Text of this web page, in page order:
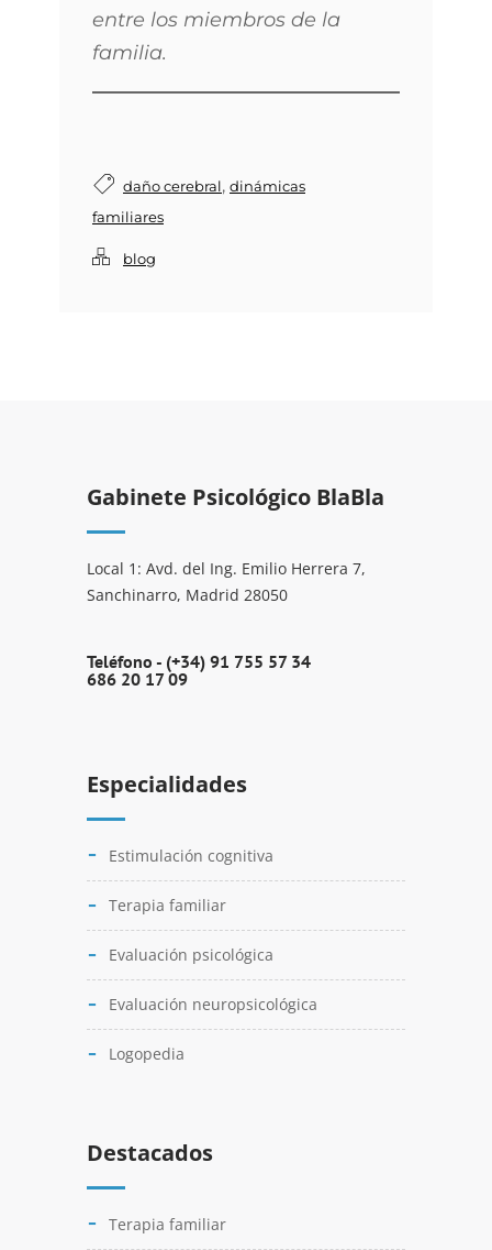
entre los miembros de la
familia.
daño cerebral, dinámicas
familiares
blog
Gabinete Psicológico BlaBla
Local 1: Avd. del Ing. Emilio Herrera 7,
Sanchinarro, Madrid 28050
Teléfono - (+34) 91 755 57 34
686 20 17 09
Especialidades
Estimulación cognitiva
Terapia familiar
Evaluación psicológica
Evaluación neuropsicológica
Logopedia
Destacados
Terapia familiar